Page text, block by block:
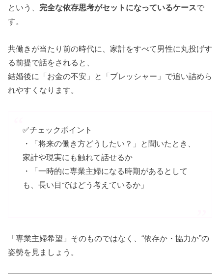
という、 完全な依存思考がセットになっているケースで
す。
共働きが当たり前の時代に、家計をすべて男性に丸投げす
る前提で話をされると、
結婚後に「お金の不安」と「プレッシャー」で追い詰めら
れやすくなります。
✅チェックポイント
・「将来の働き方どうしたい？」と聞いたとき、
家計や現実にも触れて話せるか
・「一時的に専業主婦になる時期があるとして
も、長い目ではどう考えているか」
「専業主婦希望」そのものではなく、“依存か・協力か”の
姿勢を見ましょう。